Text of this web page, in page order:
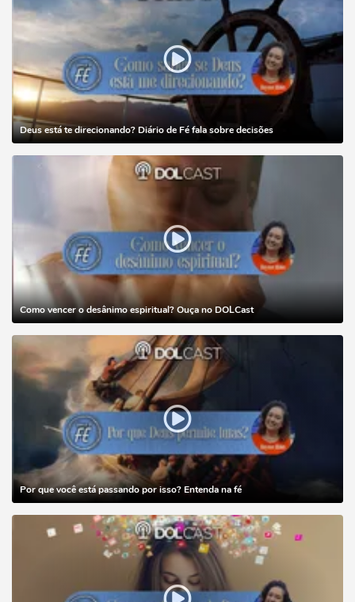
Deus está te direcionando? Diário de Fé fala sobre decisões
Como vencer o desânimo espiritual? Ouça no DOLCast
Por que você está passando por isso? Entenda na fé